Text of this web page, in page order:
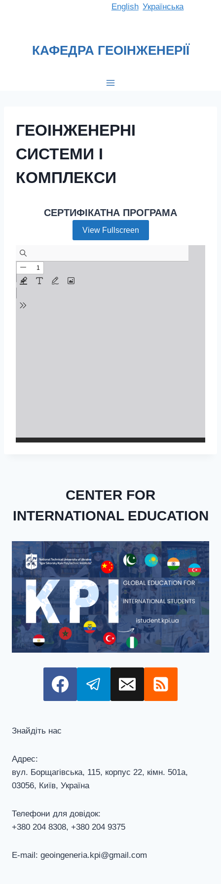
English Українська
КАФЕДРА ГЕОІНЖЕНЕРІЇ
ГЕОІНЖЕНЕРНІ
СИСТЕМИ І
КОМПЛЕКСИ
СЕРТИФІКАТНА ПРОГРАМА
View Fullscreen
CENTER FOR
INTERNATIONAL EDUCATION
Знайдіть нас
Адрес:
вул. Борщагівська, 115, корпус 22, кiмн. 501а,
03056, Київ, Україна
Телефони для довiдок:
+380 204 8308, +380 204 9375
E-mail: geoingeneria.kpi@gmail.com